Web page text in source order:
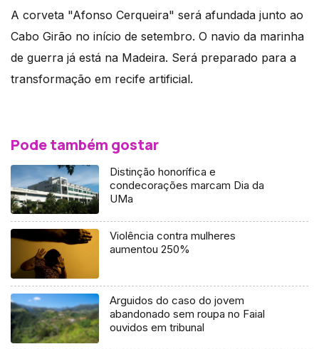
A corveta "Afonso Cerqueira" será afundada junto ao
Cabo Girão no início de setembro. O navio da marinha
de guerra já está na Madeira. Será preparado para a
transformação em recife artificial.
Pode também gostar
Distinção honorífica e
condecorações marcam Dia da
UMa
Violência contra mulheres
aumentou 250%
Arguidos do caso do jovem
abandonado sem roupa no Faial
ouvidos em tribunal